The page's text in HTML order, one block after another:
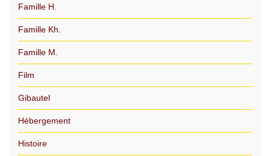
Famille H.
Famille Kh.
Famille M.
Film
Gibautel
Hébergement
Histoire